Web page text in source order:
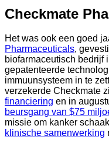
Checkmate
Het was ook een goed
Pharmaceuticals,
biofarmaceutisch bedrijf
gepatenteerde
immuunsysteem in te
verzekerde Checkmate
financiering
beursgang van $75
klinische samenwerking